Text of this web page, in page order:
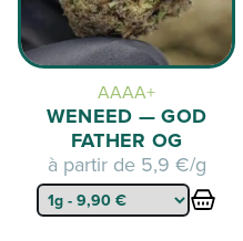
AAAA+
WENEED — GOD
FATHER OG
à partir de 5,9 €/g